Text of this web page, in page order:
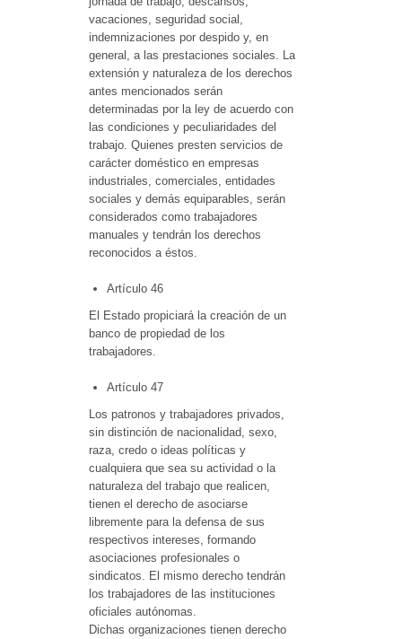
vacaciones, seguridad social,
indemnizaciones por despido y, en
general, a las prestaciones sociales. La
extensión y naturaleza de los derechos
antes mencionados serán
determinadas por la ley de acuerdo con
las condiciones y peculiaridades del
trabajo. Quienes presten servicios de
carácter doméstico en empresas
industriales, comerciales, entidades
sociales y demás equiparables, serán
considerados como trabajadores
manuales y tendrán los derechos
reconocidos a éstos.
Artículo 46
El Estado propiciará la creación de un
banco de propiedad de los
trabajadores.
Artículo 47
Los patronos y trabajadores privados,
sin distinción de nacionalidad, sexo,
raza, credo o ideas políticas y
cualquiera que sea su actividad o la
naturaleza del trabajo que realicen,
tienen el derecho de asociarse
libremente para la defensa de sus
respectivos intereses, formando
asociaciones profesionales o
sindicatos. El mismo derecho tendrán
los trabajadores de las instituciones
oficiales autónomas.
Dichas organizaciones tienen derecho